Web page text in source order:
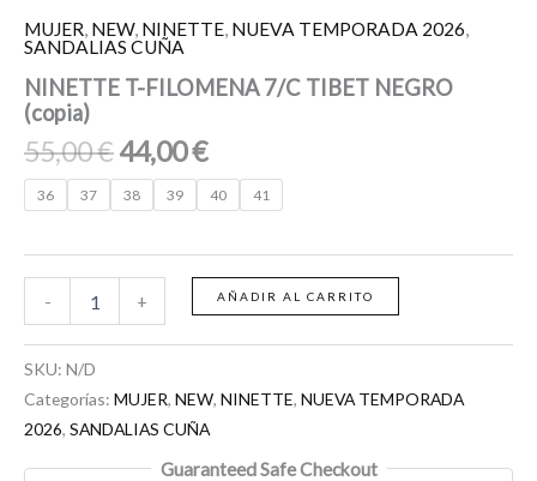
MUJER, NEW, NINETTE, NUEVA TEMPORADA 2026,
SANDALIAS CUÑA
NINETTE T-FILOMENA 7/C TIBET NEGRO
(copia)
55,00€44,00€
36 37 38 39 40 41
-
(copia)
cantidad
+ AÑADIR AL CARRITO
SKU: N/D
Categorías: MUJER, NEW, NINETTE, NUEVA TEMPORADA
2026, SANDALIAS CUÑA
Guaranteed Safe Checkout